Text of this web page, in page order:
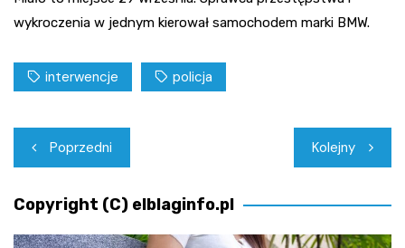
wykroczenia w jednym kierował samochodem marki BMW.
interwencje policja
Nawigacja
wpisu
Poprzedni Kolejny
Copyright (C) elblaginfo.pl